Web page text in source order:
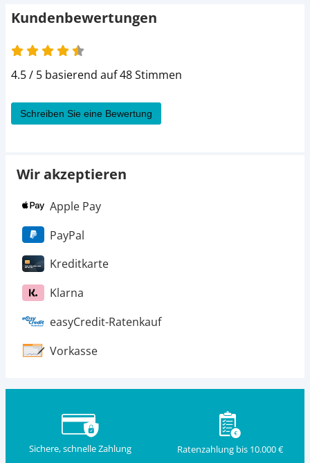
Kundenbewertungen
4.5 / 5 basierend auf 48 Stimmen
Schreiben Sie eine Bewertung
Wir akzeptieren
Apple Pay
PayPal
Kreditkarte
Klarna
easyCredit-Ratenkauf
Vorkasse
Sichere, schnelle Zahlung Ratenzahlung bis 10.000 €